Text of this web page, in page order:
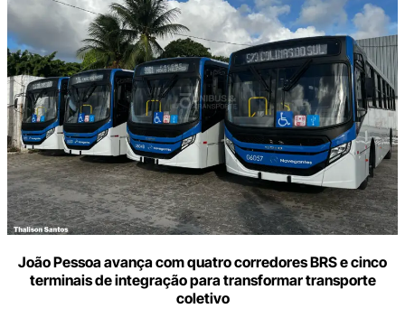
João Pessoa avança com quatro corredores BRS e cinco
terminais de integração para transformar transporte
coletivo